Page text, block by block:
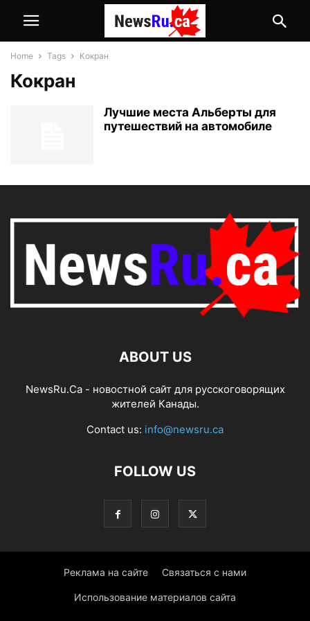
Home Tags Кокран
Кокран
Лучшие места Альберты для
путешествий на автомобиле
ABOUT US
NewsRu.Ca - новостной сайт для русскоговорящих
жителей Канады.
Contact us: info@newsru.ca
FOLLOW US
Реклама на сайте Связаться с нами
Использование материалов сайта